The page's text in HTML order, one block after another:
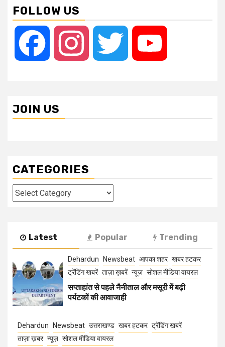
FOLLOW US
Facebook Instagram Twitter
JOIN US
CATEGORIES
Categories
Latest Popular Trending
Dehardun Newsbeat आपका शहर खबर हटकर
ट्रेंडिंग खबरें ताज़ा ख़बरें न्यूज़ सोशल मीडिया वायरल
सप्ताहांत से पहले नैनीताल और मसूरी में बढ़ी
पर्यटकों की आवाजाही
Dehardun Newsbeat उत्तराखण्ड खबर हटकर ट्रेंडिंग खबरें
ताज़ा ख़बर न्यूज़ सोशल मीडिया वायरल